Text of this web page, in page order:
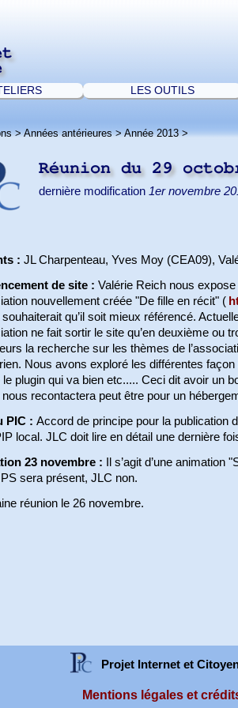
LES OUTILS
>Années antérieures>Année 2013>
Réunion du 29
dernière modification 1er novembre
: JL Charpenteau, Yves Moy (CEA09),
de site : Valérie Reich nous
nouvellement créée "De fille en récit" (
souhaiterait qu’il soit mieux référencé.
ne fait sortir le site qu’en deuxième ou
la recherche sur les thèmes de
Nous avons exploré les différentes
plugin qui va bien etc..... Ceci dit avoir un
nous recontactera peut être pour un
PIC : Accord de principe pour la publication
local. JLC doit lire en détail une dernière
23 novembre :
Il s’agit d’une
sera présent, JLC non.
réunion le 26 novembre.
Projet Internet et
Mentions légales et